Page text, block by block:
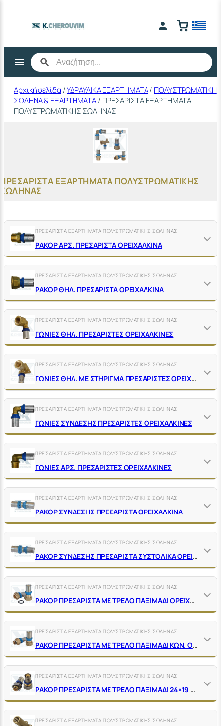
περιεχόμενο
Αρχική σελίδα /ΥΔΡΑΥΛΙΚΑ ΕΞΑΡΤΗΜΑΤΑ/ ΠΟΛΥΣΤΡΩΜΑΤΙΚΗ
ΣΩΛΗΝΑ & ΕΞΑΡΤΗΜΑΤΑ/ ΠΡΕΣΑΡΙΣΤΑ ΕΞΑΡΤΗΜΑΤΑ
ΠΟΛΥΣΤΡΩΜΑΤΙΚΗΣ ΣΩΛΗΝΑΣ
ΠΡΕΣΑΡΙΣΤΑ ΕΞΑΡΤΗΜΑΤΑ ΠΟΛΥΣΤΡΩΜΑΤΙΚΗΣ
ΣΩΛΗΝΑΣ
ΠΡΕΣΑΡΙΣΤΑ ΕΞΑΡΤΗΜΑΤΑ ΠΟΛΥΣΤΡΩΜΑΤΙΚΗΣ ΣΩΛΗΝΑΣ
ΡΑΚΟΡ ΑΡΣ. ΠΡΕΣΑΡΙΣΤΑ ΟΡΕΙΧΑΛΚΙΝΑ
ΠΡΕΣΑΡΙΣΤΑ ΕΞΑΡΤΗΜΑΤΑ ΠΟΛΥΣΤΡΩΜΑΤΙΚΗΣ ΣΩΛΗΝΑΣ
ΡΑΚΟΡ ΘΗΛ. ΠΡΕΣΑΡΙΣΤΑ ΟΡΕΙΧΑΛΚΙΝΑ
ΠΡΕΣΑΡΙΣΤΑ ΕΞΑΡΤΗΜΑΤΑ ΠΟΛΥΣΤΡΩΜΑΤΙΚΗΣ ΣΩΛΗΝΑΣ
ΓΩΝΙΕΣ ΘΗΛ. ΠΡΕΣΑΡΙΣΤΕΣ ΟΡΕΙΧΑΛΚΙΝΕΣ
ΠΡΕΣΑΡΙΣΤΑ ΕΞΑΡΤΗΜΑΤΑ ΠΟΛΥΣΤΡΩΜΑΤΙΚΗΣ ΣΩΛΗΝΑΣ
ΓΩΝΙΕΣ ΘΗΛ. ΜΕ ΣΤΗΡΙΓΜΑ ΠΡΕΣΑΡΙΣΤΕΣ ΟΡΕΙΧΑΛΚΙΝΕΣ
ΠΡΕΣΑΡΙΣΤΑ ΕΞΑΡΤΗΜΑΤΑ ΠΟΛΥΣΤΡΩΜΑΤΙΚΗΣ ΣΩΛΗΝΑΣ
ΓΩΝΙΕΣ ΣΥΝΔΕΣΗΣ ΠΡΕΣΑΡΙΣΤΕΣ ΟΡΕΙΧΑΛΚΙΝΕΣ
ΠΡΕΣΑΡΙΣΤΑ ΕΞΑΡΤΗΜΑΤΑ ΠΟΛΥΣΤΡΩΜΑΤΙΚΗΣ ΣΩΛΗΝΑΣ
ΓΩΝΙΕΣ ΑΡΣ. ΠΡΕΣΑΡΙΣΤΕΣ ΟΡΕΙΧΑΛΚΙΝΕΣ
ΠΡΕΣΑΡΙΣΤΑ ΕΞΑΡΤΗΜΑΤΑ ΠΟΛΥΣΤΡΩΜΑΤΙΚΗΣ ΣΩΛΗΝΑΣ
ΡΑΚΟΡ ΣΥΝΔΕΣΗΣ ΠΡΕΣΑΡΙΣΤΑ ΟΡΕΙΧΑΛΚΙΝΑ
ΠΡΕΣΑΡΙΣΤΑ ΕΞΑΡΤΗΜΑΤΑ ΠΟΛΥΣΤΡΩΜΑΤΙΚΗΣ ΣΩΛΗΝΑΣ
ΡΑΚΟΡ ΣΥΝΔΕΣΗΣ ΠΡΕΣΑΡΙΣΤΑ ΣΥΣΤΟΛΙΚΑ ΟΡΕΙΧΑΛΚΙΝΑ
ΠΡΕΣΑΡΙΣΤΑ ΕΞΑΡΤΗΜΑΤΑ ΠΟΛΥΣΤΡΩΜΑΤΙΚΗΣ ΣΩΛΗΝΑΣ
ΡΑΚΟΡ ΠΡΕΣΑΡΙΣΤΑ ΜΕ ΤΡΕΛΟ ΠΑΞΙΜΑΔΙ ΟΡΕΙΧΑΛΚΙΝΑ
ΠΡΕΣΑΡΙΣΤΑ ΕΞΑΡΤΗΜΑΤΑ ΠΟΛΥΣΤΡΩΜΑΤΙΚΗΣ ΣΩΛΗΝΑΣ
ΡΑΚΟΡ ΠΡΕΣΑΡΙΣΤΑ ΜΕ ΤΡΕΛΟ ΠΑΞΙΜΑΔΙ ΚΩΝ. Ο-RΙΝG ΟΡΕΙΧ. ΓΙΑ ΚΟΛΕΚΤΕΡ
ΠΡΕΣΑΡΙΣΤΑ ΕΞΑΡΤΗΜΑΤΑ ΠΟΛΥΣΤΡΩΜΑΤΙΚΗΣ ΣΩΛΗΝΑΣ
ΡΑΚΟΡ ΠΡΕΣΑΡΙΣΤΑ ΜΕ ΤΡΕΛΟ ΠΑΞΙΜΑΔΙ 24×19 G.F. ΜΕ Ο-RΙΝG ΟΡΕΙΧ. ΓΙΑ ΚΟΛΕΚΤΕΡ, ΕΞΑΓ.27 MM
ΠΡΕΣΑΡΙΣΤΑ ΕΞΑΡΤΗΜΑΤΑ ΠΟΛΥΣΤΡΩΜΑΤΙΚΗΣ ΣΩΛΗΝΑΣ